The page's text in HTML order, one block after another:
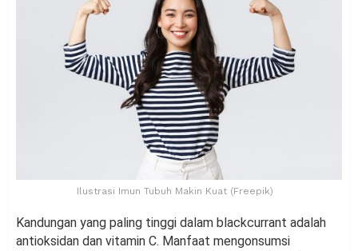
Ilustrasi Imun Tubuh Makin Kuat (Freepik)
Kandungan yang paling tinggi dalam blackcurrant adalah
antioksidan dan vitamin C. Manfaat mengonsumsi